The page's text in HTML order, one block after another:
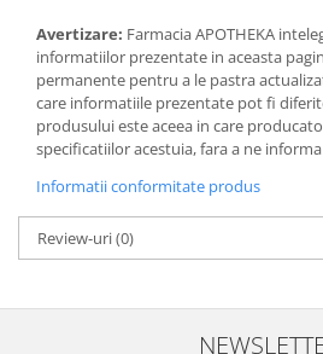
Avertizare: Farmacia APOTHEKA
informatiilor prezentate in aceasta
permanente pentru a le pastra
care informatiile prezentate pot fi
produsului este aceea in care
specificatiilor acestuia, fara a ne
Informatii conformitate produs
Review-uri(0)